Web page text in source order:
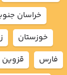
خراسان
خوزستان
فارس
قزوين